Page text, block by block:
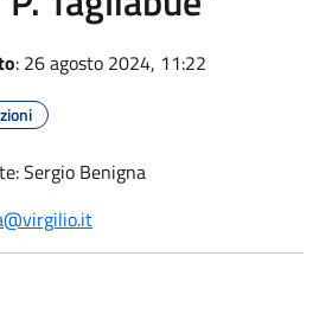
: 26 agosto 2024, 11:22
Sergio Benigna